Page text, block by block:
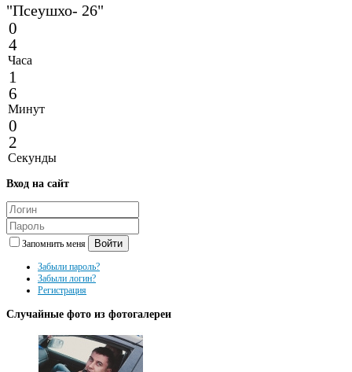
"Псеушхо- 26"
0
4
Часа
1
6
Минут
0
2
Секунды
Вход на сайт
Запомнить меня Войти
Забыли пароль?
Забыли логин?
Регистрация
Случайные фото из фотогалереи